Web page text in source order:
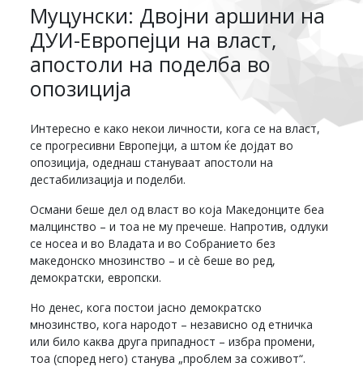
Муцунски: Двојни аршини на
ДУИ-Европејци на власт,
апостоли на поделба во
опозиција
Интересно е како некои личности, кога се на власт,
се прогресивни Европејци, а штом ќе дојдат во
опозиција, одеднаш стануваат апостоли на
дестабилизација и поделби.
Османи беше дел од власт во која Македонците беа
малцинство – и тоа не му пречеше. Напротив, одлуки
се носеа и во Владата и во Собранието без
македонско мнозинство – и сè беше во ред,
демократски, европски.
Но денес, кога постои јасно демократско
мнозинство, кога народот – независно од етничка
или било каква друга припадност – избра промени,
тоа (според него) станува „проблем за соживот“.